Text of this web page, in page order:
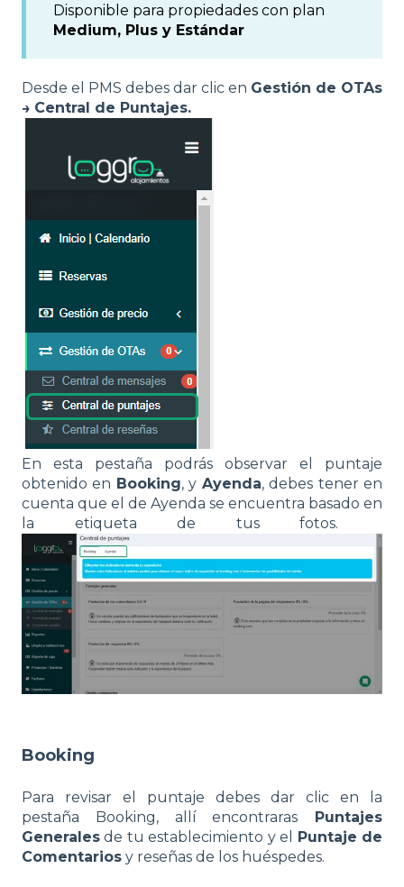
Disponible para propiedades con plan
Medium, Plus y Estándar
Desde el PMS debes dar clic en Gestión de OTAs
→ Central de Puntajes.
En esta pestaña podrás observar el puntaje
obtenido en Booking, y Ayenda, debes tener en
cuenta que el de Ayenda se encuentra basado en
la etiqueta de tus fotos.
Booking
Para revisar el puntaje debes dar clic en la
pestaña Booking, allí encontraras Puntajes
Generales de tu establecimiento y el
Puntaje de
Comentarios y reseñas de los huéspedes.